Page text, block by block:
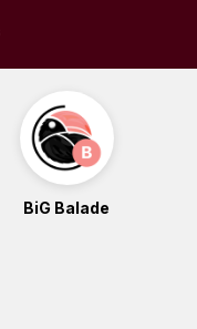
BiG Balade